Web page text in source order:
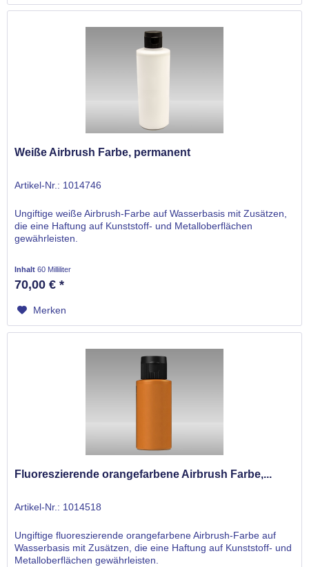
Weiße Airbrush Farbe, permanent
Artikel-Nr.: 1014746
Ungiftige weiße Airbrush-Farbe auf Wasserbasis mit Zusätzen,
die eine Haftung auf Kunststoff- und Metalloberflächen
gewährleisten.
Inhalt60 Milliliter
70,00 € *
Merken
Fluoreszierende orangefarbene Airbrush Farbe,...
Artikel-Nr.: 1014518
Ungiftige fluoreszierende orangefarbene Airbrush-Farbe auf
Wasserbasis mit Zusätzen, die eine Haftung auf Kunststoff- und
Metalloberflächen gewährleisten.